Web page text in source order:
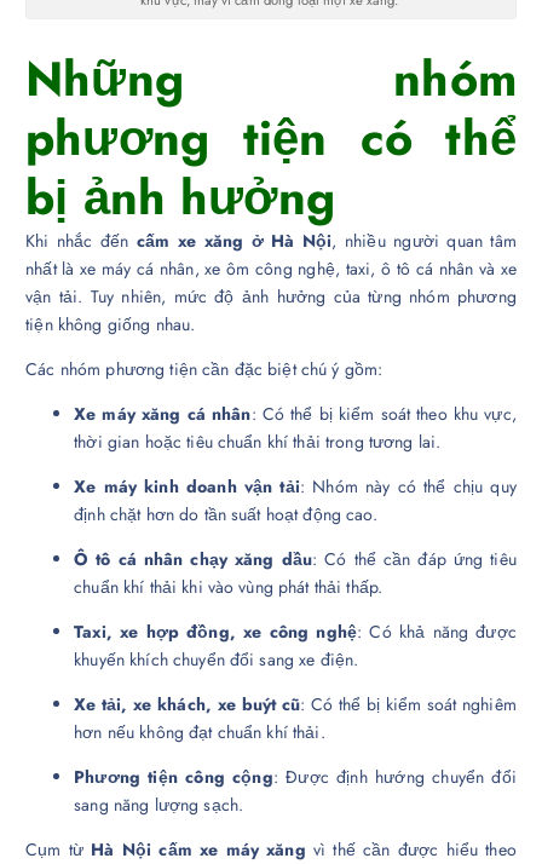
Những nhóm
phương tiện có thể
bị ảnh hưởng
Khi nhắc đến cấm xe xăng ở Hà Nội, nhiều người quan tâm
nhất là xe máy cá nhân, xe ôm công nghệ, taxi, ô tô cá nhân và xe
vận tải. Tuy nhiên, mức độ ảnh hưởng của từng nhóm phương
tiện không giống nhau.
Các nhóm phương tiện cần đặc biệt chú ý gồm:
Xe máy xăng cá nhân: Có thể bị kiểm soát theo khu vực,
thời gian hoặc tiêu chuẩn khí thải trong tương lai.
Xe máy kinh doanh vận tải: Nhóm này có thể chịu quy
định chặt hơn do tần suất hoạt động cao.
Ô tô cá nhân chạy xăng dầu: Có thể cần đáp ứng tiêu
chuẩn khí thải khi vào vùng phát thải thấp.
Taxi, xe hợp đồng, xe công nghệ: Có khả năng được
khuyến khích chuyển đổi sang xe điện.
Xe tải, xe khách, xe buýt cũ: Có thể bị kiểm soát nghiêm
hơn nếu không đạt chuẩn khí thải.
Phương tiện công cộng: Được định hướng chuyển đổi
sang năng lượng sạch.
Cụm từ Hà Nội cấm xe máy xăng vì thế cần được hiểu theo